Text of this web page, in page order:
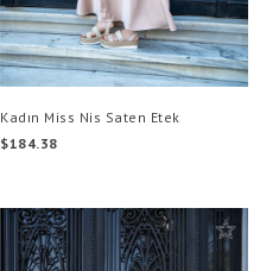
Kadın Miss Nis Saten Etek
$184.38